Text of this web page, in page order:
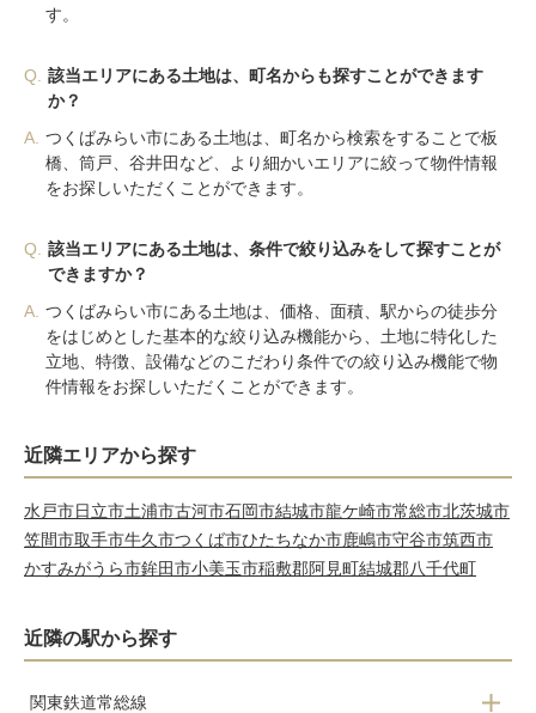
す。
Q.
該当エリアにある土地は、町名からも探すことができます
か？
A. つくばみらい市にある土地は、町名から検索をすることで板
橋、筒戸、谷井田など、より細かいエリアに絞って物件情報
をお探しいただくことができます。
Q.
該当エリアにある土地は、条件で絞り込みをして探すことが
できますか？
A. つくばみらい市にある土地は、価格、面積、駅からの徒歩分
をはじめとした基本的な絞り込み機能から、土地に特化した
立地、特徴、設備などのこだわり条件での絞り込み機能で物
件情報をお探しいただくことができます。
近隣エリアから探す
水戸市日立市土浦市古河市石岡市結城市龍ケ崎市常総市北茨城市
笠間市取手市牛久市つくば市ひたちなか市鹿嶋市守谷市筑西市
かすみがうら市鉾田市小美玉市稲敷郡阿見町結城郡八千代町
近隣の駅から探す
関東鉄道常総線